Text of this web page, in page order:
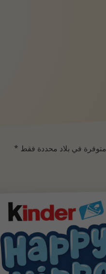
متوفرة في بلاد محددة فقط *